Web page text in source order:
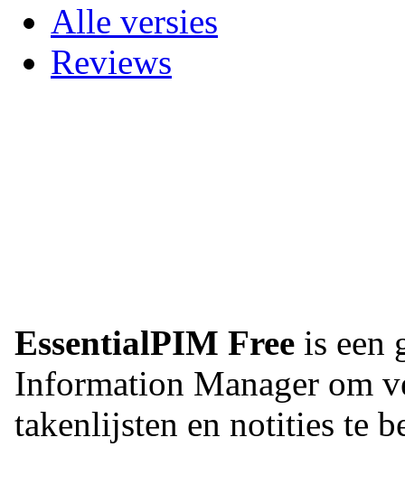
Alle versies
Reviews
EssentialPIM Free is een
Information Manager om
takenlijsten en notities te